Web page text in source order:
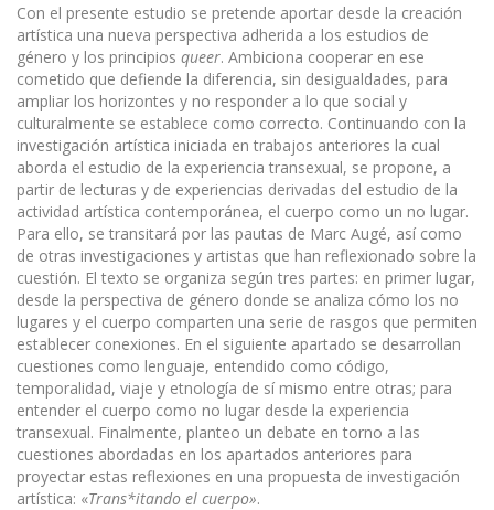
Con el presente estudio se pretende aportar desde la creación
artística una nueva perspectiva adherida a los estudios de
género y los principios queer. Ambiciona cooperar en ese
cometido que defiende la diferencia, sin desigualdades, para
ampliar los horizontes y no responder a lo que social y
culturalmente se establece como correcto. Continuando con la
investigación artística iniciada en trabajos anteriores la cual
aborda el estudio de la experiencia transexual, se propone, a
partir de lecturas y de experiencias derivadas del estudio de la
actividad artística contemporánea, el cuerpo como un no lugar.
Para ello, se transitará por las pautas de Marc Augé, así como
de otras investigaciones y artistas que han reflexionado sobre la
cuestión. El texto se organiza según tres partes: en primer lugar,
desde la perspectiva de género donde se analiza cómo los no
lugares y el cuerpo comparten una serie de rasgos que permiten
establecer conexiones. En el siguiente apartado se desarrollan
cuestiones como lenguaje, entendido como código,
temporalidad, viaje y etnología de sí mismo entre otras; para
entender el cuerpo como no lugar desde la experiencia
transexual. Finalmente, planteo un debate en torno a las
cuestiones abordadas en los apartados anteriores para
proyectar estas reflexiones en una propuesta de investigación
artística: «Trans*itando el cuerpo».